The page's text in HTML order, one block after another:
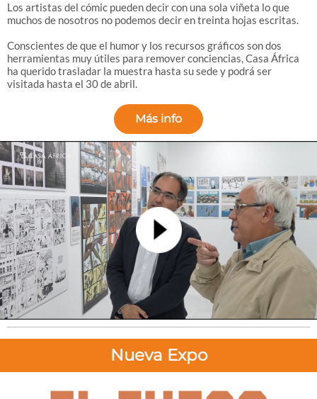
Los artistas del cómic pueden decir con una sola viñeta lo que
muchos de nosotros no podemos decir en treinta hojas escritas.
Conscientes de que el humor y los recursos gráficos son dos
herramientas muy útiles para remover conciencias, Casa África
ha querido trasladar la muestra hasta su sede y podrá ser
visitada hasta el 30 de abril.
Más info
Nueva Expo